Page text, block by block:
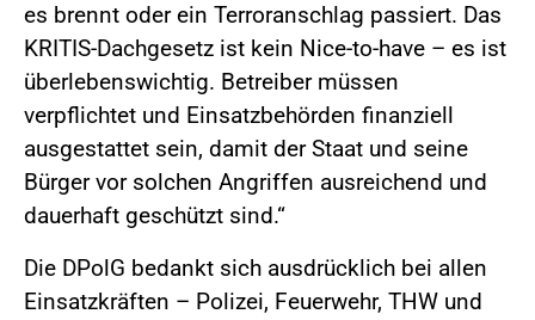
es brennt oder ein Terroranschlag passiert. Das
KRITIS-Dachgesetz ist kein Nice-to-have – es ist
überlebenswichtig. Betreiber müssen
verpflichtet und Einsatzbehörden finanziell
ausgestattet sein, damit der Staat und seine
Bürger vor solchen Angriffen ausreichend und
dauerhaft geschützt sind.“
Die DPolG bedankt sich ausdrücklich bei allen
Einsatzkräften – Polizei, Feuerwehr, THW und